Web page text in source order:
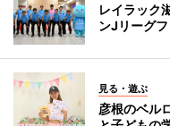
レイラック
ンJリーグ
見る・遊ぶ
彦根のベル